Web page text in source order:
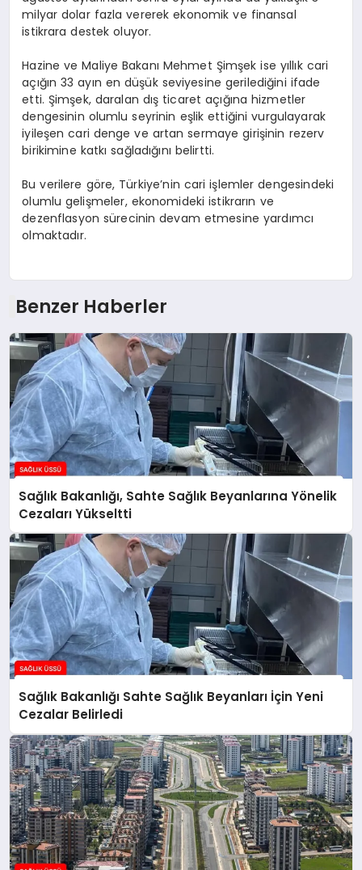
milyar dolar fazla vererek ekonomik ve finansal
istikrara destek oluyor.
Hazine ve Maliye Bakanı Mehmet Şimşek ise yıllık cari
açığın 33 ayın en düşük seviyesine gerilediğini ifade
etti. Şimşek, daralan dış ticaret açığına hizmetler
dengesinin olumlu seyrinin eşlik ettiğini vurgulayarak
iyileşen cari denge ve artan sermaye girişinin rezerv
birikimine katkı sağladığını belirtti.
Bu verilere göre, Türkiye’nin cari işlemler dengesindeki
olumlu gelişmeler, ekonomideki istikrarın ve
dezenflasyon sürecinin devam etmesine yardımcı
olmaktadır.
Benzer Haberler
Sağlık Bakanlığı, Sahte Sağlık Beyanlarına Yönelik
Cezaları Yükseltti
Sağlık Bakanlığı Sahte Sağlık Beyanları İçin Yeni
Cezalar Belirledi